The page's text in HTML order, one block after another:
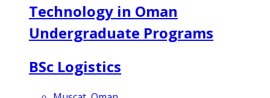
Technology in Oman
Undergraduate Programs
BSc Logistics